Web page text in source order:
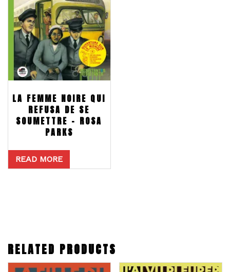
LA FEMME NOIRE QUI
REFUSA DE SE
SOUMETTRE – ROSA
PARKS
READ MORE
RELATED PRODUCTS